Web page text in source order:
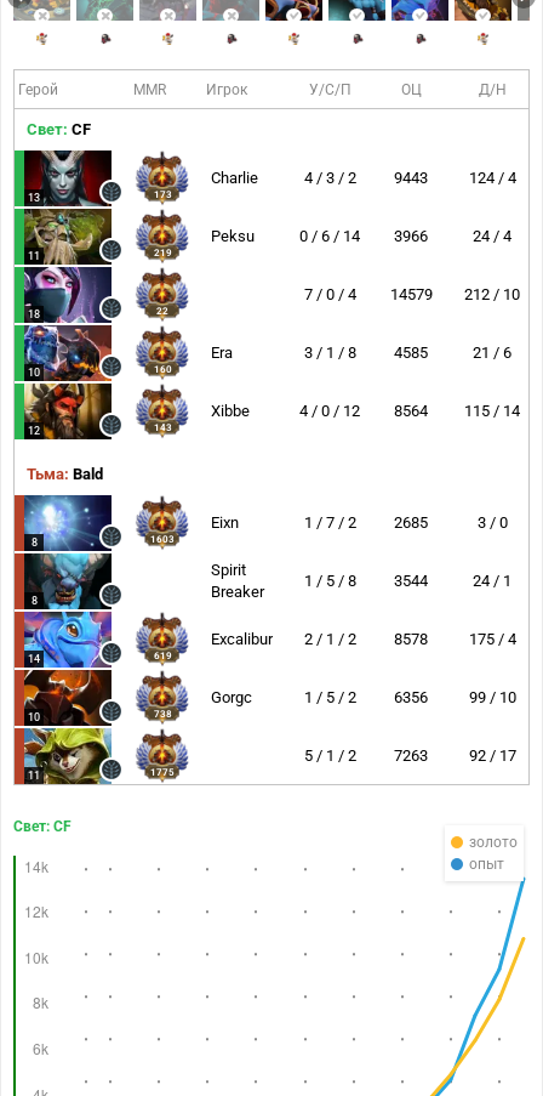
Герой MMR Игрок У/С/П ОЦ Д/Н
Свет: CF
13 173
Charlie 4 / 3 / 2 9443 124 / 4
11 219
Peksu 0 / 6 / 14 3966 24 / 4
18 22
7 / 0 / 4 14579 212 / 10
10 160
Era 3 / 1 / 8 4585 21 / 6
12 143
Xibbe 4 / 0 / 12 8564 115 / 14
Тьма: Bald
8 1603
Eixn 1 / 7 / 2 2685 3 / 0
8
Spirit
Breaker
1 / 5 / 8 3544 24 / 1
14 619
Excalibur 2 / 1 / 2 8578 175 / 4
10 738
Gorgc 1 / 5 / 2 6356 99 / 10
11 1775
5 / 1 / 2 7263 92 / 17
золото
опыт
Свет: CF